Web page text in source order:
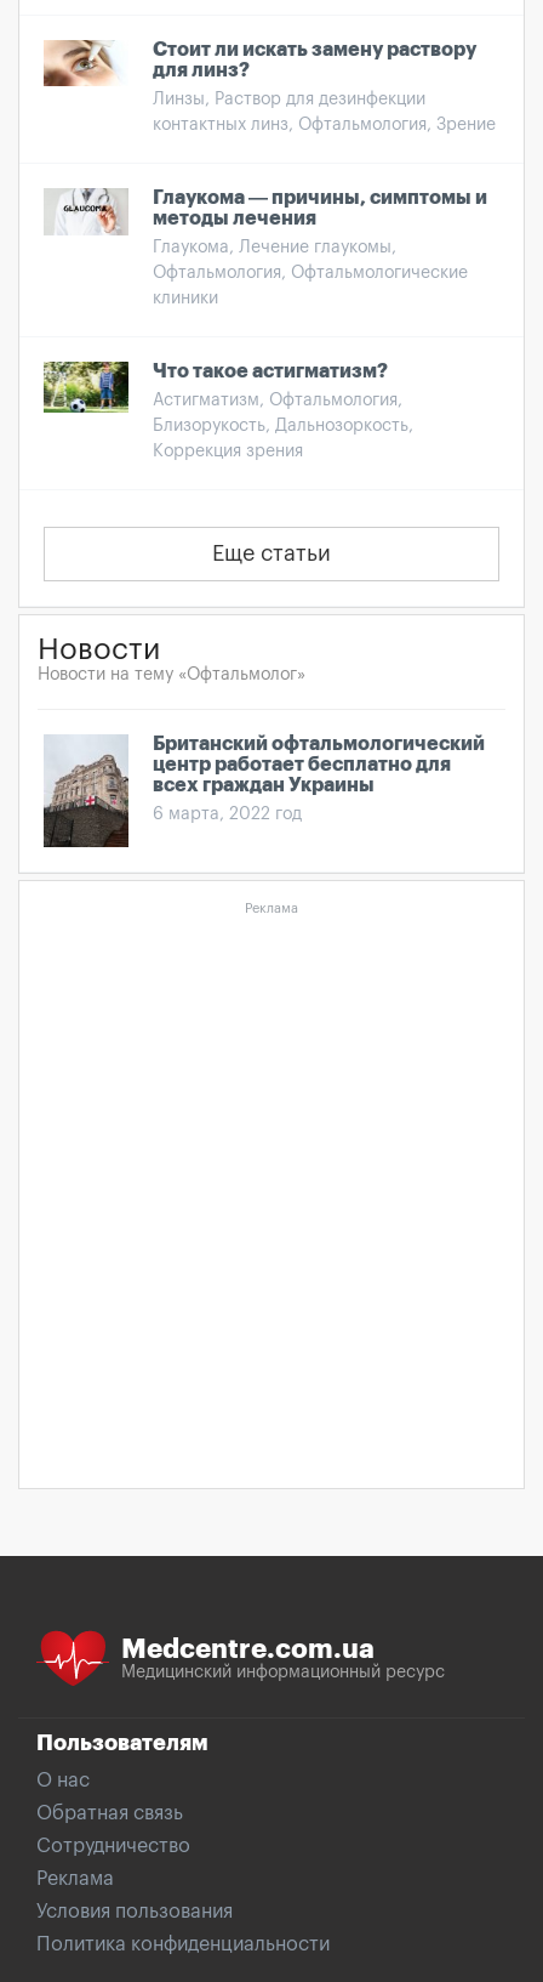
Стоит ли искать замену раствору
для линз?
Линзы, Раствор для дезинфекции
контактных линз, Офтальмология, Зрение
Глаукома — причины, симптомы и
методы лечения
Глаукома, Лечение глаукомы,
Офтальмология, Офтальмологические
клиники
Что такое астигматизм?
Астигматизм, Офтальмология,
Близорукость, Дальнозоркость,
Коррекция зрения
Еще статьи
Новости
Новости на тему «Офтальмолог»
Британский офтальмологический
центр работает бесплатно для
всех граждан Украины
6 марта, 2022 год
Реклама
Medcentre.com.ua
Медицинский информационный ресурс
Пользователям
О нас
Обратная связь
Сотрудничество
Реклама
Условия пользования
Политика конфиденциальности